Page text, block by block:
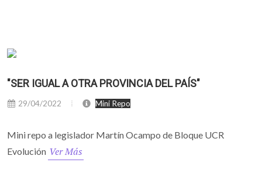
"SER IGUAL A OTRA PROVINCIA DEL PAÍS"
29/04/2022 Mini Repo
Mini repo a legislador Martín Ocampo de Bloque UCR
Evolución Ver Más